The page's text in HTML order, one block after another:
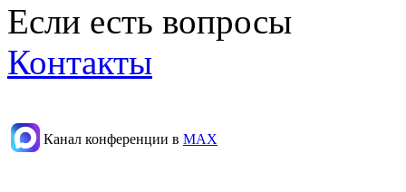
Если есть вопросы
Контакты
Канал конференции в МАХ